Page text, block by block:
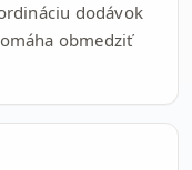
dodávok
obmedziť